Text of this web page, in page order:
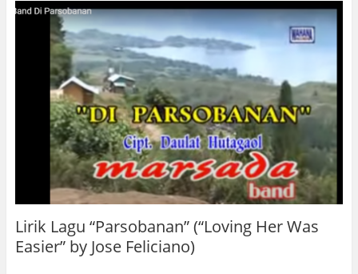
Lirik Lagu “Parsobanan” (“Loving Her Was
Easier” by Jose Feliciano)